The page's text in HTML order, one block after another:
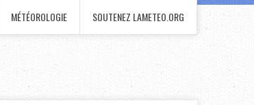
MÉTÉOROLOGIE SOUTENEZ LAMETEO.ORG